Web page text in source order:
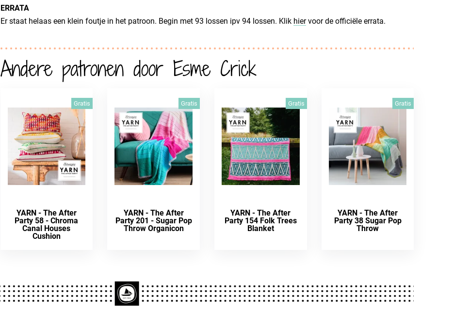
​ERRATA
​Er staat helaas een klein foutje in het patroon. Begin met 93 lossen ipv 94 lossen. Klik hiervoor de officiële errata.
Andere patronen door Esme Crick
Gratis
YARN - The After
Party 58 - Chroma
Canal Houses
Cushion
Gratis
YARN - The After
Party 201 - Sugar Pop
Throw Organicon
Gratis
YARN - The After
Party 154 Folk Trees
Blanket
Gratis
YARN - The After
Party 38 Sugar Pop
Throw